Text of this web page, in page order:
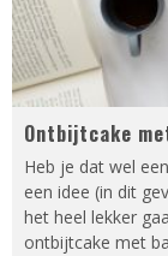
Ontbijtcake
Heb je dat wel
een idee (in dit
het heel lekker
ontbijtcake met